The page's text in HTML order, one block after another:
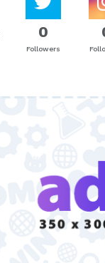
0
Followers